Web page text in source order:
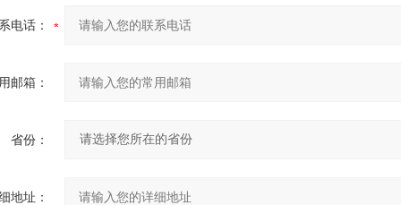
电话：
邮箱：
省份：
地址：